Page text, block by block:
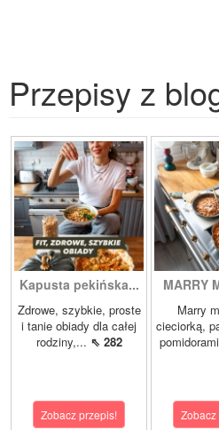
Przepisy z
Kapusta pekińska...
Zdrowe, szybkie, proste
i tanie obiady dla całej
rodziny,... ⇖ 282
Zobacz przepis!
MARRY
Marry
cieciorką,